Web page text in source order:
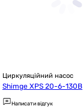
Циркуляційний насос
Shimge XPS 20-6-130B
Написати відгук